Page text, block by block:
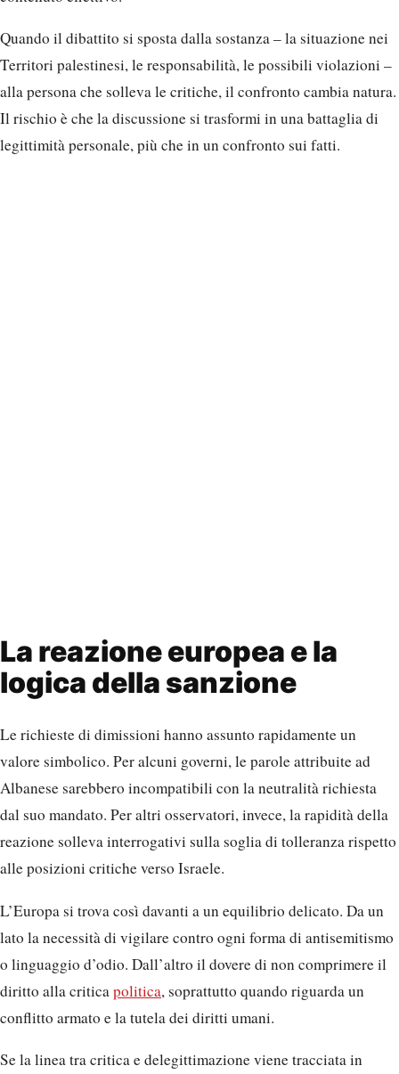
Quando il dibattito si sposta dalla sostanza – la situazione nei
Territori palestinesi, le responsabilità, le possibili violazioni –
alla persona che solleva le critiche, il confronto cambia natura.
Il rischio è che la discussione si trasformi in una battaglia di
legittimità personale, più che in un confronto sui fatti.
La reazione europea e la
logica della sanzione
Le richieste di dimissioni hanno assunto rapidamente un
valore simbolico. Per alcuni governi, le parole attribuite ad
Albanese sarebbero incompatibili con la neutralità richiesta
dal suo mandato. Per altri osservatori, invece, la rapidità della
reazione solleva interrogativi sulla soglia di tolleranza rispetto
alle posizioni critiche verso Israele.
L’Europa si trova così davanti a un equilibrio delicato. Da un
lato la necessità di vigilare contro ogni forma di antisemitismo
o linguaggio d’odio. Dall’altro il dovere di non comprimere il
diritto alla criticapolitica, soprattutto quando riguarda un
conflitto armato e la tutela dei diritti umani.
Se la linea tra critica e delegittimazione viene tracciata in